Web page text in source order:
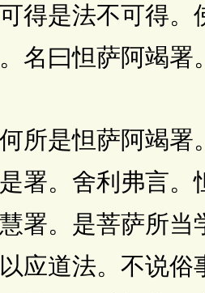
得是法不可得
名曰怛萨阿竭署。
是怛萨阿竭署
署。舍利弗言
署。是菩萨所
应道法。不说